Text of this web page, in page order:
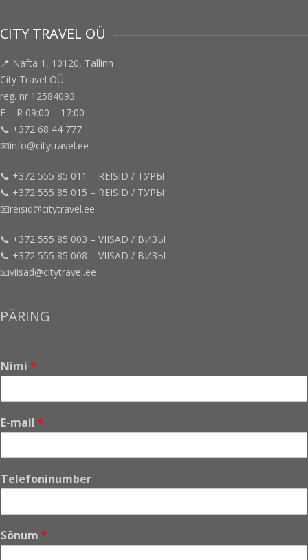
CITY TRAVEL OÜ
📍 Nafta 1, 10120, Tallinn
City Travel OÜ
reg. nr 12584093
E – R 09:00 – 17:00
📞 +372 68 44 777
📧info@citytravel.ee
📞 +372 555 85 011 – REISID / ТУРЫ
📞 +372 555 85 015 – REISID / ТУРЫ
📧reisid@citytravel.ee
📞 +372 555 85 003 – VIISAD / ВИЗЫ
📞 +372 555 85 008 – VIISAD / ВИЗЫ
📧viisad@citytravel.ee
PÄRING
Nimi *
T
e
e
o
i
u
E-mail *
Telefoninumber
Sõnum *